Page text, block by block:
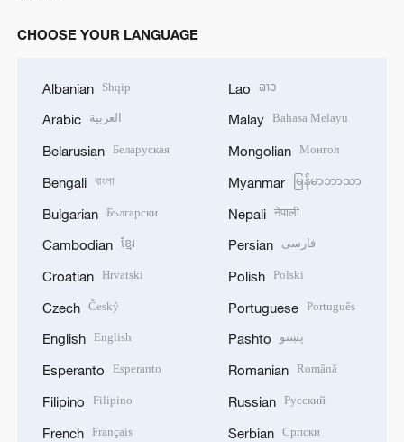
CHOOSE YOUR LANGUAGE
Albanian Shqip
Arabic العربية
Belarusian Беларуская
Bengali বাংলা
Bulgarian Български
Cambodian ខ្មែរ
Croatian Hrvatski
Czech Český
English English
Esperanto Esperanto
Filipino Filipino
French Français
Lao ລາວ
Malay Bahasa Melayu
Mongolian Монгол
Myanmar မြန်မာဘာသာ
Nepali नेपाली
Persian فارسی
Polish Polski
Portuguese Português
Pashto پښتو
Romanian Română
Russian Русский
Serbian Српски